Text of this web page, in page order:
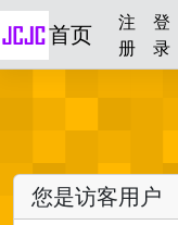
首页
注
册
登
录
您是访客用户